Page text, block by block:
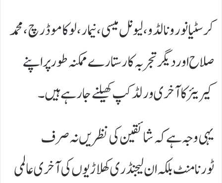
کرسٹیانو رونالڈو، لیونل میسی، نیمار، لوکا موڈرچ، محمد
صلاح اور دیگر تجربہ کار ستارے ممکنہ طور پر اپنے
کیریئر کا آخری ورلڈ کپ کھیلنے جا رہے ہیں۔
یہی وجہ ہے کہ شائقین کی نظریں نہ صرف
ٹورنامنٹ بلکہ ان لیجنڈری کھلاڑیوں کی آخری عالمی